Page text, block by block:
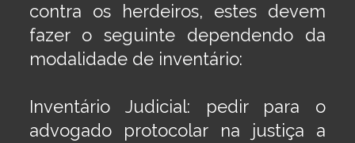
contra os herdeiros, estes devem
fazer o seguinte dependendo da
modalidade de inventário:
Inventário Judicial: pedir para o
advogado protocolar na justiça a